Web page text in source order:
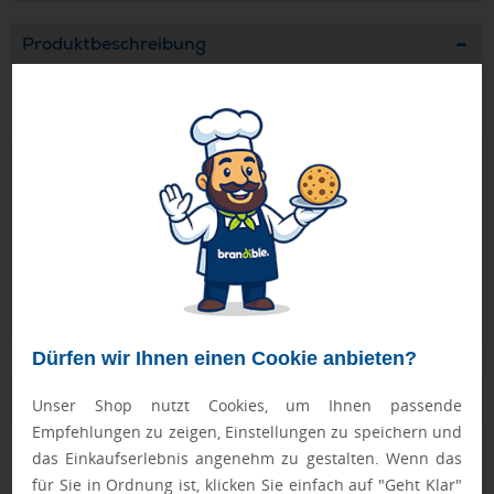
Dürfen wir Ihnen einen Cookie anbieten?
Unser Shop nutzt Cookies, um Ihnen passende
Empfehlungen zu zeigen, Einstellungen zu speichern und
das Einkaufserlebnis angenehm zu gestalten. Wenn das
für Sie in Ordnung ist, klicken Sie einfach auf "Geht Klar"
Produktbeschreibung
Nur Produkte, die unserenQualitätscheck
schaffen es in den Shop.Mehr erfahren
Qualitätssicherung
Zusatzinformation
Artikelnummer: 036-MO8600-22